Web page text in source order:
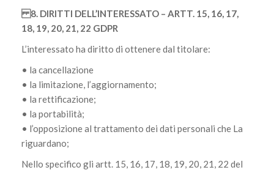
8. DIRITTI DELL’INTERESSATO – ARTT. 15, 16, 17,
18, 19, 20, 21, 22 GDPR
L’interessato ha diritto di ottenere dal titolare:
• la cancellazione
• la limitazione, l’aggiornamento;
• la rettificazione;
• la portabilità;
• l’opposizione al trattamento dei dati personali che La
riguardano;
Nello specifico gli artt. 15, 16, 17, 18, 19, 20, 21, 22 del